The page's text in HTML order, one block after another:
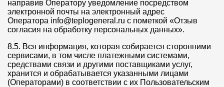
направив Оператору уведомление посредством
электронной почты на электронный адрес
Оператора info@teplogeneral.ru с пометкой «Отзыв
согласия на обработку персональных данных».
8.5. Вся информация, которая собирается сторонними
сервисами, в том числе платежными системами,
средствами связи и другими поставщиками услуг,
хранится и обрабатывается указанными лицами
(Операторами) в соответствии с их Пользовательским